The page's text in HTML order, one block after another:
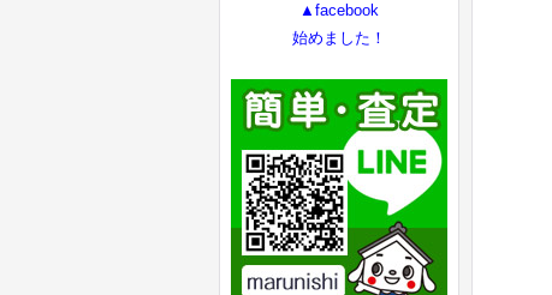
▲facebook
始めました！